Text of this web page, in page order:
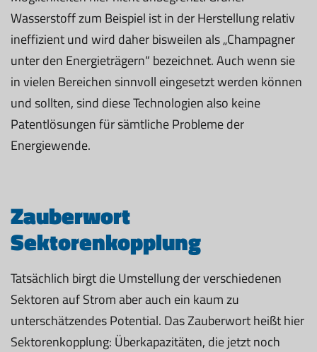
Wasserstoff zum Beispiel ist in der Herstellung relativ
ineffizient und wird daher bisweilen als „Champagner
unter den Energieträgern“ bezeichnet. Auch wenn sie
in vielen Bereichen sinnvoll eingesetzt werden können
und sollten, sind diese Technologien also keine
Patentlösungen für sämtliche Probleme der
Energiewende.
Zauberwort
Sektorenkopplung
Tatsächlich birgt die Umstellung der verschiedenen
Sektoren auf Strom aber auch ein kaum zu
unterschätzendes Potential. Das Zauberwort heißt hier
Sektorenkopplung: Überkapazitäten, die jetzt noch